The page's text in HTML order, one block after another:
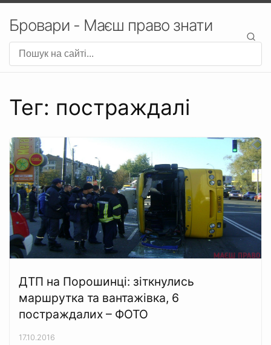
Бровари - Маєш право знати
Тег: постраждалі
ДТП на Порошинці: зіткнулись
маршрутка та вантажівка, 6
постраждалих – ФОТО
17.10.2016